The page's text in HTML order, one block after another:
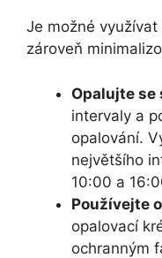
Je možné
zároveň
Opalujte se
intervaly a
opalování.
největšího
10:00 a
Používejte
opalovací
ochranným